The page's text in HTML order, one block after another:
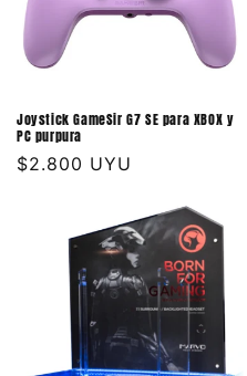
Joystick GameSir G7 SE para XBOX y
PC purpura
Precio
$2.800 UYU